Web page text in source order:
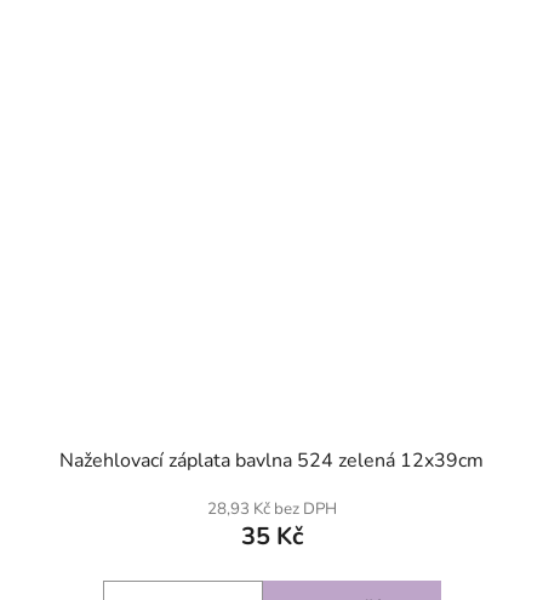
Nažehlovací záplata bavlna 524 zelená 12x39cm
28,93 Kč bez DPH
35 Kč